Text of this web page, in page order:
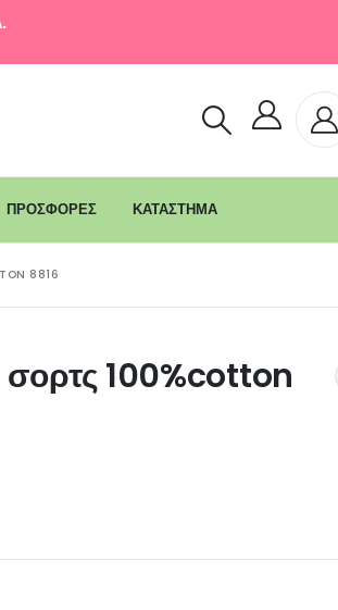
ΠΡΟΣΦΟΡΕΣ ΚΑΤΑΣΤΗΜΑ
8816
σορτς 100%cotton